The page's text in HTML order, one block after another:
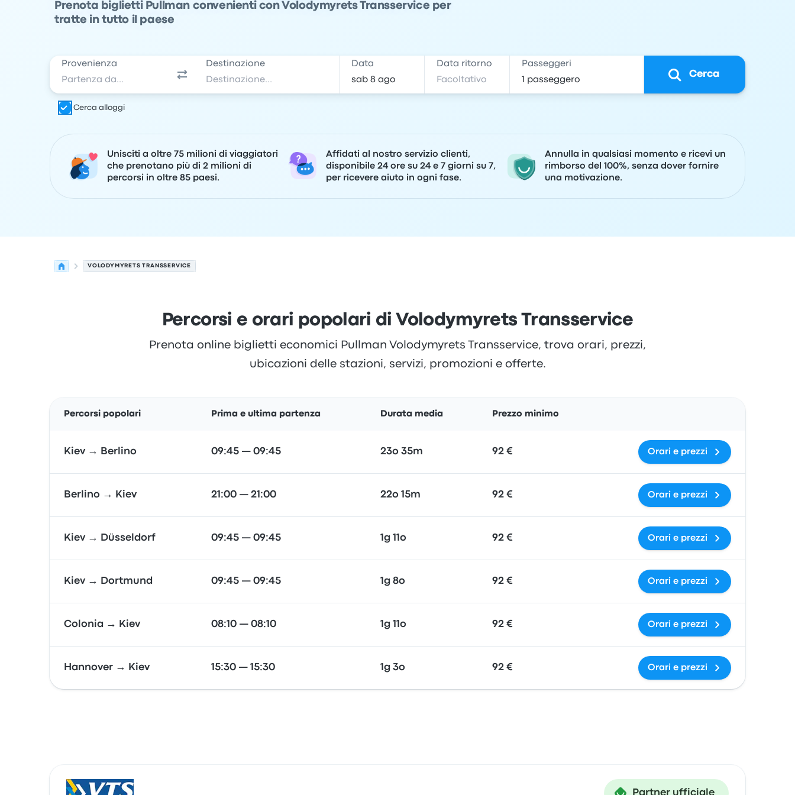
Prenota biglietti Pullman convenienti con Volodymyrets Transservice per
tratte in tutto il paese
Provenienza Destinazione Data Data ritorno Passeggeri
Cerca
Cerca alloggi
Unisciti a oltre 75 milioni di viaggiatori
che prenotano più di 2 milioni di
percorsi in oltre 85 paesi.
Affidati al nostro servizio clienti,
disponibile 24 ore su 24 e 7 giorni su 7,
per ricevere aiuto in ogni fase.
Annulla in qualsiasi momento e ricevi un
rimborso del 100%, senza dover fornire
una motivazione.
VOLODYMYRETS TRANSSERVICE
Percorsi e orari popolari di Volodymyrets Transservice
Prenota online biglietti economici Pullman Volodymyrets Transservice, trova orari, prezzi,
ubicazioni delle stazioni, servizi, promozioni e offerte.
Percorsi popolari Prima e ultima partenza Durata media Prezzo minimo
Kiev → Berlino 09:45 — 09:45 23o 35m 92 € Orari e prezzi
Berlino → Kiev 21:00 — 21:00 22o 15m 92 € Orari e prezzi
Kiev → Düsseldorf 09:45 — 09:45 1g 11o 92 € Orari e prezzi
Kiev → Dortmund 09:45 — 09:45 1g 8o 92 € Orari e prezzi
Colonia → Kiev 08:10 — 08:10 1g 11o 92 € Orari e prezzi
Hannover → Kiev 15:30 — 15:30 1g 3o 92 € Orari e prezzi
Partner ufficiale